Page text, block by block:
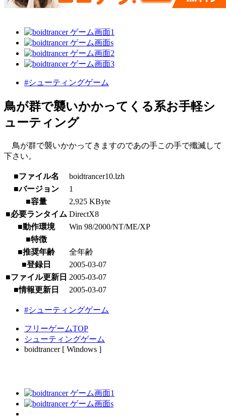
#シューティングゲーム
鳥が群で襲いかかってくる系お手軽シ
ューティング
鳥が群で襲いかかってきますのであの手この手で殲滅して
下さい。
■ファイル名
boidtrancer10.lzh
■バージョン
1
■容量
2,925 KByte
■必要ランタイム DirectX8
■動作環境
Win 98/2000/NT/ME/XP
■特徴
■推奨年齢
全年齢
■登録日
2005-03-07
■ファイル更新日 2005-03-07
■情報更新日
2005-03-07
#シューティングゲーム
フリーゲームTOP
シューティングゲーム
boidtrancer [ Windows ]